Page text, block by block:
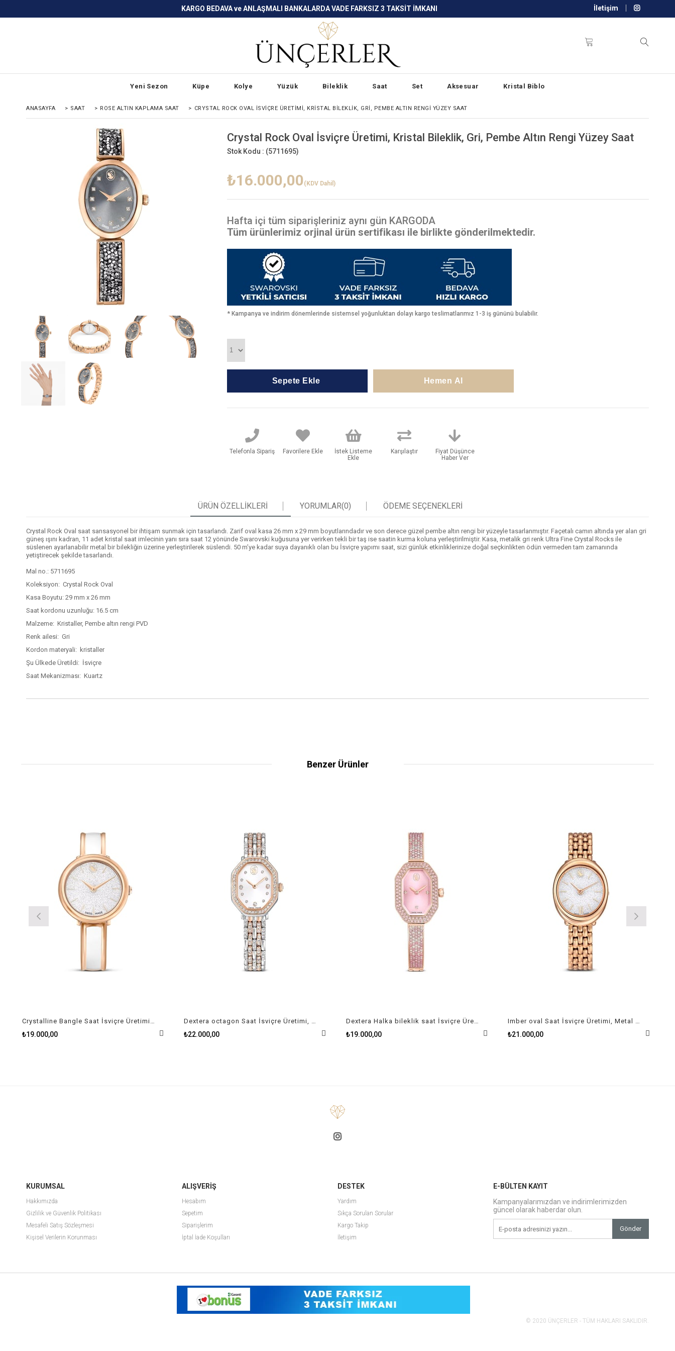
KARGO BEDAVA ve ANLAŞMALI BANKALARDA VADE FARKSIZ 3 TAKSİT İMKANI İletişim
Yeni Sezon Küpe Kolye Yüzük Bileklik Saat Set Aksesuar Kristal Biblo
ANASAYFA > SAAT > ROSE ALTIN KAPLAMA SAAT > CRYSTAL ROCK OVAL İSVIÇRE ÜRETIMI, KRISTAL BILEKLIK, GRI, PEMBE ALTIN RENGI YÜZEY SAAT
Crystal Rock Oval İsviçre Üretimi, Kristal Bileklik, Gri, Pembe Altın Rengi Yüzey Saat
Stok Kodu : (5711695)
₺16.000,00 (KDV Dahil)
Hafta içi tüm siparişleriniz aynı gün KARGODA
Tüm ürünlerimiz orjinal ürün sertifikası ile birlikte gönderilmektedir.
* Kampanya ve indirim dönemlerinde sistemsel yoğunluktan dolayı kargo teslimatlarımız 1-3 iş gününü bulabilir.
Telefonla Sipariş Favorilere Ekle
İstek Listeme
Ekle
Karşılaştır
Fiyat Düşünce
Haber Ver
ÜRÜN ÖZELLIKLERI YORUMLAR(0) ÖDEME SEÇENEKLERI
Crystal Rock Oval saat sansasyonel bir ihtişam sunmak için tasarlandı. Zarif oval kasa 26 mm x 29 mm boyutlarındadır ve son derece güzel pembe altın rengi bir yüzeyle tasarlanmıştır. Façetalı camın altında yer alan gri
güneş ışını kadran, 11 adet kristal saat imlecinin yanı sıra saat 12 yönünde Swarovski kuğusuna yer verirken tekli bir taş ise saatin kurma koluna yerleştirilmiştir. Kasa, metalik gri renk Ultra Fine Crystal Rocks ile
süslenen ayarlanabilir metal bir bilekliğin üzerine yerleştirilerek süslendi. 50 m’ye kadar suya dayanıklı olan bu İsviçre yapımı saat, sizi günlük etkinliklerinize doğal seçkinlikten ödün vermeden tam zamanında
yetiştirecek şekilde tasarlandı.
Mal no.: 5711695
Koleksiyon: Crystal Rock Oval
Kasa Boyutu: 29 mm x 26 mm
Saat kordonu uzunluğu: 16.5 cm
Malzeme: Kristaller, Pembe altın rengi PVD
Renk ailesi: Gri
Kordon materyali: kristaller
Şu Ülkede Üretildi: İsviçre
Saat Mekanizması: Kuartz
Benzer Ürünler
Crystalline Bangle Saat İsviçre Üretimi, Metal bileklik, Beyaz, Pembe altın rengi yüze
₺19.000,00
Dextera octagon Saat İsviçre Üretimi, Metal bileklik, Gümüş Rengi, Pembe altın rengi yüzey
₺22.000,00
Dextera Halka bileklik saat İsviçre Üretimi, Pembe, Pembe altın rengi kaplama
₺19.000,00
Imber oval Saat İsviçre Üretimi, Metal bileklik, Altın Rengi, Pembe altın rengi yüzey
₺21.000,00
KURUMSAL
Hakkımızda
Gizlilik ve Güvenlik Politikası
Mesafeli Satış Sözleşmesi
Kişisel Verilerin Korunması
ALIŞVERİŞ
Hesabım
Sepetim
Siparişlerim
İptal İade Koşulları
DESTEK
Yardım
Sıkça Sorulan Sorular
Kargo Takip
İletişim
E-BÜLTEN KAYIT
Kampanyalarımızdan ve indirimlerimizden
güncel olarak haberdar olun.
Gönder
© 2020 ÜNÇERLER - TÜM HAKLARI SAKLIDIR.